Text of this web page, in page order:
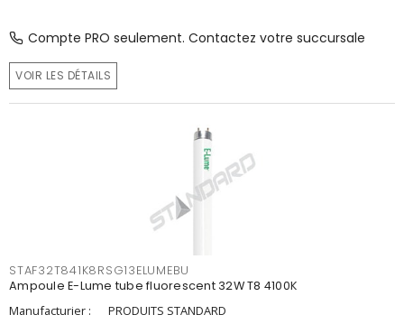
Compte PRO seulement. Contactez votre succursale
VOIR LES DÉTAILS
STAF32T841K8RSG13ELUMEBU
Ampoule E-Lume tube fluorescent 32W T8 4100K
Manufacturier :
PRODUITS STANDARD